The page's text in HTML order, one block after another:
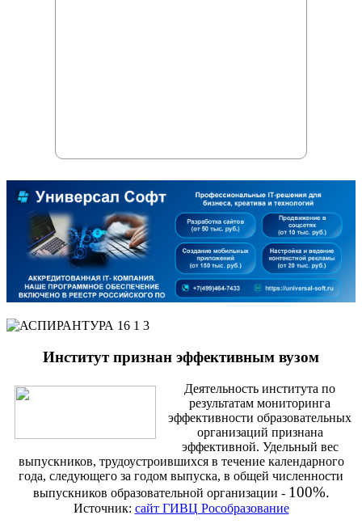
Институт признан эффективным вузом
Деятельность института по
результатам мониторинга
эффективности образовательных
организаций признана
эффективной. Удельный вес
выпускников, трудоустроившихся в течение календарного
года, следующего за годом выпуска, в общей численности
выпускников образовательной организации - 100%.
Источник: сайт ГИВЦ Рособразование